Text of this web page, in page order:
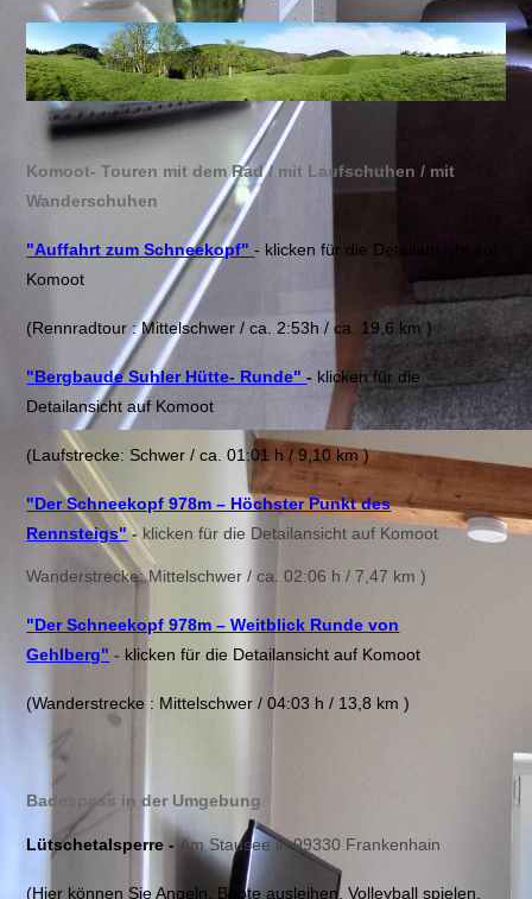
Komoot- Touren mit dem Rad / mit Laufschuhen / mit
Wanderschuhen
"Auffahrt zum Schneekopf" - klicken für die Detailansicht auf
Komoot
(Rennradtour : Mittelschwer / ca. 2:53h / ca. 19,6 km )
"Bergbaude Suhler Hütte- Runde"- klicken für die
Detailansicht auf Komoot
(Laufstrecke: Schwer / ca. 01:01 h / 9,10 km )
"Der Schneekopf 978m – Höchster Punkt des
Rennsteigs" -klicken für die Detailansicht auf Komoot
Wanderstrecke: Mittelschwer / ca. 02:06 h / 7,47 km )
"Der Schneekopf 978m – Weitblick Runde von
Gehlberg" - klicken für die Detailansicht auf Komoot
(Wanderstrecke : Mittelschwer / 04:03 h / 13,8 km )
Badespass in der Umgebung
Lütschetalsperre -Am Stauseein99330 Frankenhain
(Hier können Sie Angeln, Boote ausleihen, Volleyball spielen,